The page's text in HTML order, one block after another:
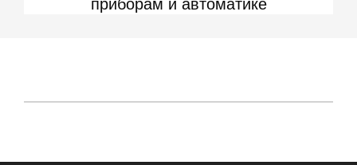
приборам и автоматике